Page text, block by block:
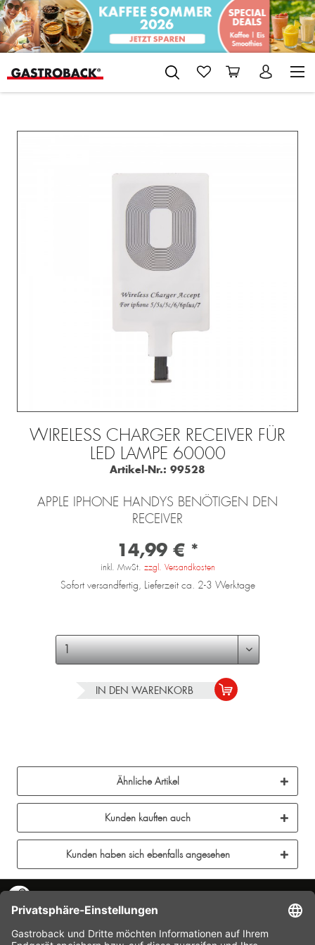
WIRELESS CHARGER RECEIVER FÜR
LED LAMPE 60000
Artikel-Nr.: 99528
APPLE IPHONE HANDYS BENÖTIGEN DEN
RECEIVER
14,99 € *
inkl. MwSt. zzgl. Versandkosten
Sofort versandfertig, Lieferzeit ca. 2-3 Werktage
IN DEN WARENKORB
Ähnliche Artikel
Kunden kauften auch
Kunden haben sich ebenfalls angesehen
SERVICE HOTLINE